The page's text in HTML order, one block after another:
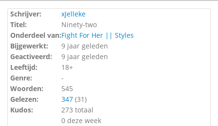
Schrijver:
xJelleke
Titel:
Ninety-two
Onderdeel van:Fight For Her || Styles
Bijgewerkt:
9 jaar geleden
Geactiveerd:
9 jaar geleden
Leeftijd:
18+
Genre:
-
Woorden:
545
Gelezen:
347 (31)
Kudos:
273 totaal
0 deze week